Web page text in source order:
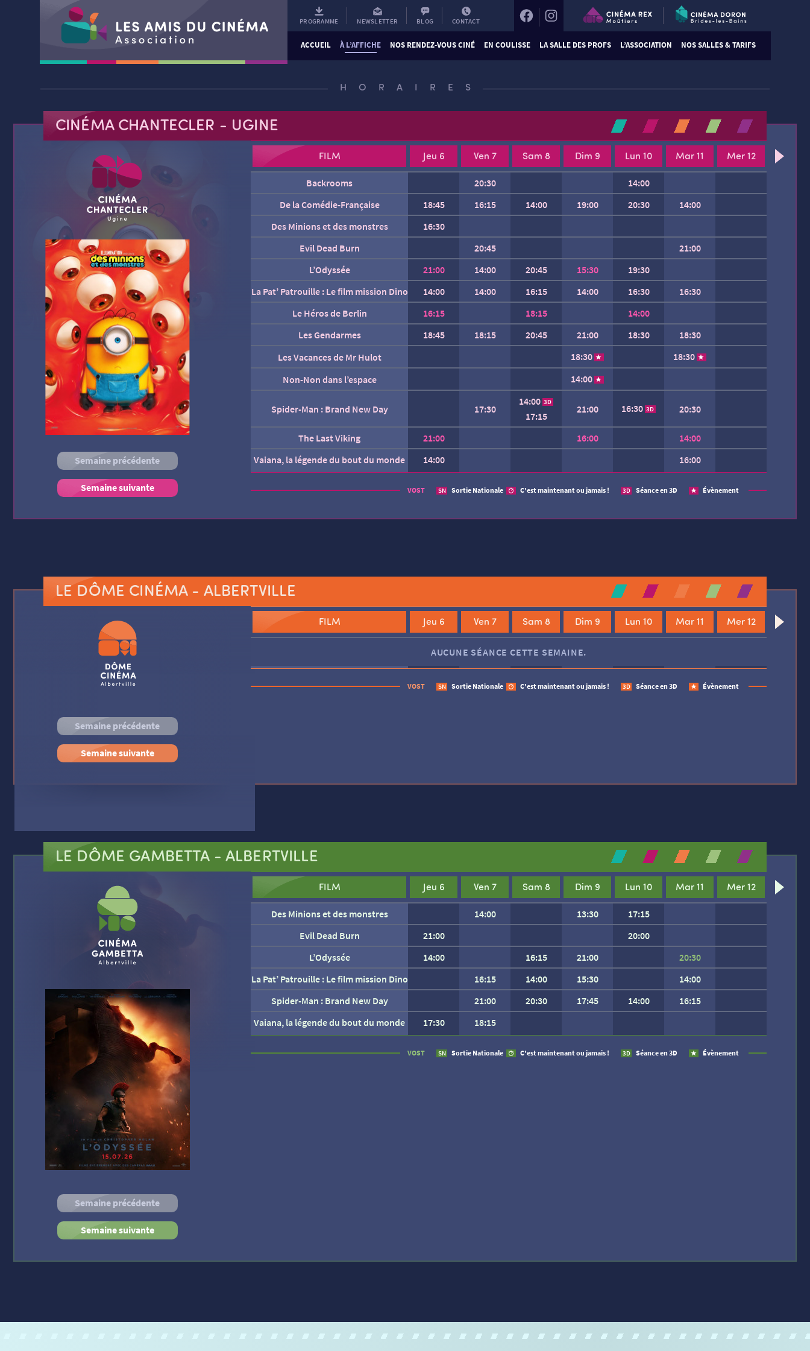
PROGRAMME NEWSLETTER BLOG CONTACT
ACCUEIL À L’AFFICHE NOS RENDEZ-VOUS CINÉ EN COULISSE LA SALLE DES PROFS L’ASSOCIATION NOS SALLES & TARIFS
HORAIRES
CINÉMA CHANTECLER - UGINE
Semaine précédente
Semaine suivante
FILM Jeu 6 Ven 7 Sam 8 Dim 9 Lun 10 Mar 11 Mer 12
Backrooms 20:30
14:00
De la Comédie-Française
18:45 16:15 14:00 19:00 20:30
14:00
Des Minions et des monstres
16:30
Evil Dead Burn
20:45
21:00
L’Odyssée
21:00 14:00 20:45 15:30
19:30
La Pat’ Patrouille : Le film mission Dino
14:00 14:00 16:15 14:00 16:30
16:30
Le Héros de Berlin
16:15 18:15
14:00
Les Gendarmes
18:45 18:15 20:45 21:00 18:30
18:30
Les Vacances de Mr Hulot
18:30
18:30
Non-Non dans l’espace
14:00
Spider-Man : Brand New Day 17:30
14:00 3D
17:15
21:00 16:30 3D 20:30
The Last Viking 21:00 16:00
14:00
Vaiana, la légende du bout du monde
14:00
16:00
AUCUNE SÉANCE CETTE SEMAINE.
VOST SN Sortie Nationale C'est maintenant ou jamais ! 3D Séance en 3D Évènement
LE DÔME CINÉMA- ALBERTVILLE
Semaine précédente
Semaine suivante
FILM Jeu 6 Ven 7 Sam 8 Dim 9 Lun 10 Mar 11 Mer 12
Jim Queen
Le Monde à l’envers
AUCUNE SÉANCE CETTE SEMAINE.
VOST SN Sortie Nationale C'est maintenant ou jamais ! 3D Séance en 3D Évènement
LE DÔME GAMBETTA- ALBERTVILLE
Semaine précédente
Semaine suivante
FILM Jeu 6 Ven 7 Sam 8 Dim 9 Lun 10 Mar 11 Mer 12
Des Minions et des monstres 14:00 13:30
17:15
Evil Dead Burn
21:00
20:00
L’Odyssée
14:00 16:15 21:00
20:30
La Pat’ Patrouille : Le film mission Dino
16:15 14:00 15:30
14:00
Spider-Man : Brand New Day
21:00 20:30 17:45 14:00
16:15
Vaiana, la légende du bout du monde
17:30
18:15
AUCUNE SÉANCE CETTE SEMAINE.
VOST SN Sortie Nationale C'est maintenant ou jamais ! 3D Séance en 3D Évènement